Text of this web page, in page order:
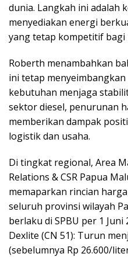
dunia. Langkah ini adalah
menyediakan energi
yang tetap kompetitif bagi
Roberth menambahkan
ini tetap
kebutuhan menjaga
sektor diesel, penurunan
memberikan dampak
logistik dan usaha.
Di tingkat regional, Area
Relations & CSR Papua
memaparkan rincian
seluruh provinsi wilayah
berlaku di SPBU per 1 Juni
Dexlite (CN 51): Turun
(sebelumnya Rp 26.600/